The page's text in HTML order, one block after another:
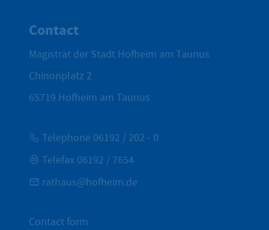
Contact
Magistrat der Stadt Hofheim am Taunus
Chinonplatz 2
65719 Hofheim am Taunus
Telephone 06192 / 202 - 0
Telefax 06192 / 7654
rathaus@hofheim.de
Contact form